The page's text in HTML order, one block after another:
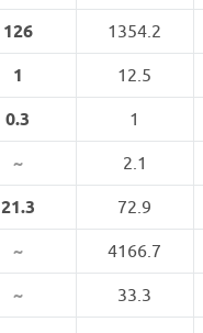
126 1354.2
1 12.5
0.3 1
~ 2.1
21.3 72.9
~ 4166.7
~ 33.3